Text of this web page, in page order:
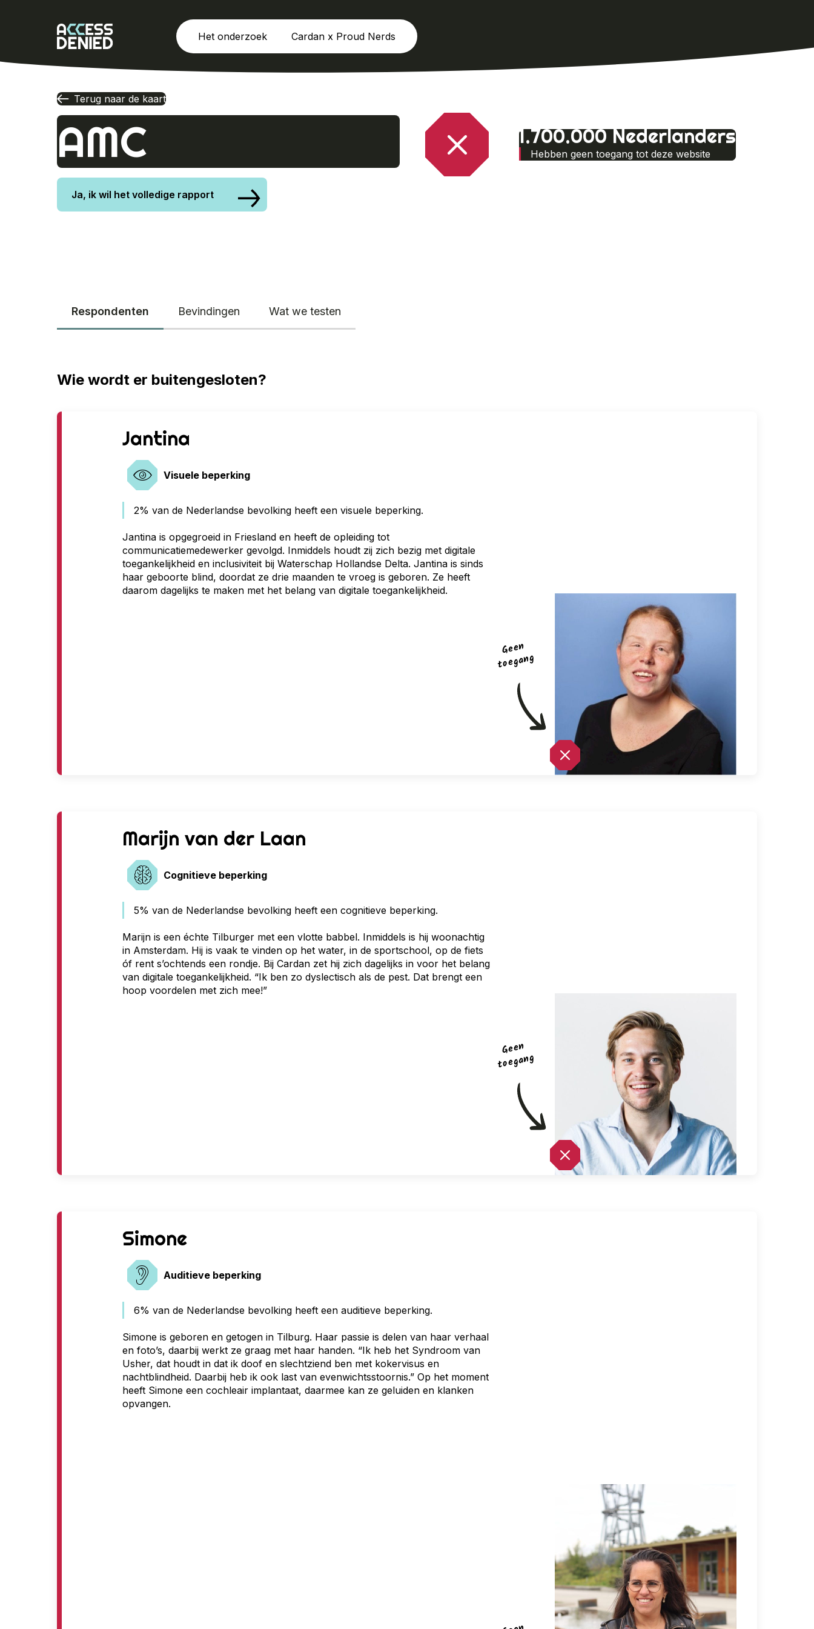
Het onderzoek Cardan x Proud Nerds
Terug naar de kaart
AMC
Ja, ik wil het volledige rapport
1.700.000 Nederlanders
Hebben geen toegang tot deze website
Respondenten Bevindingen Wat we testen
Wie wordt er buitengesloten?
G
e
e
t
o
e
Jantina
Visuele beperking
2% van de Nederlandse bevolking heeft een visuele beperking.
Jantina is opgegroeid in Friesland en heeft de opleiding tot
communicatiemedewerker gevolgd. Inmiddels houdt zij zich bezig met digitale
toegankelijkheid en inclusiviteit bij Waterschap Hollandse Delta. Jantina is sinds
haar geboorte blind, doordat ze drie maanden te vroeg is geboren. Ze heeft
daarom dagelijks te maken met het belang van digitale toegankelijkheid.
Gee
n
toega
ng
G
e
e
t
o
e
Marijn van der Laan
Cognitieve beperking
5% van de Nederlandse bevolking heeft een cognitieve beperking.
Marijn is een échte Tilburger met een vlotte babbel. Inmiddels is hij woonachtig
in Amsterdam. Hij is vaak te vinden op het water, in de sportschool, op de fiets
óf rent s’ochtends een rondje. Bij Cardan zet hij zich dagelijks in voor het belang
van digitale toegankelijkheid. “Ik ben zo dyslectisch als de pest. Dat brengt een
hoop voordelen met zich mee!”
Gee
n
toega
ng
G
e
e
t
o
e
g
Simone
Auditieve beperking
6% van de Nederlandse bevolking heeft een auditieve beperking.
Simone is geboren en getogen in Tilburg. Haar passie is delen van haar verhaal
en foto’s, daarbij werkt ze graag met haar handen. “Ik heb het Syndroom van
Usher, dat houdt in dat ik doof en slechtziend ben met kokervisus en
nachtblindheid. Daarbij heb ik ook last van evenwichtsstoornis.” Op het moment
heeft Simone een cochleair implantaat, daarmee kan ze geluiden en klanken
opvangen.